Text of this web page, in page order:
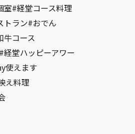
室#経堂コース料理
トラン#おでん
牛コース
堂ハッピーアワー
使えます
え料理